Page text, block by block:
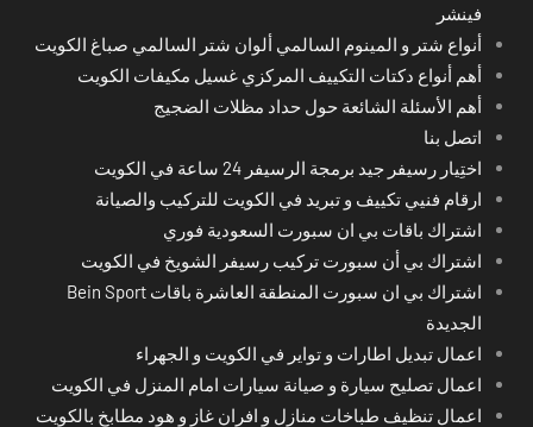
فينشر
أنواع شتر و المينوم السالمي ألوان شتر السالمي صباغ الكويت
أهم أنواع دكتات التكييف المركزي غسيل مكيفات الكويت
أهم الأسئلة الشائعة حول حداد مظلات الضجيج
اتصل بنا
اختِيار رسيفر جيد برمجة الرسيفر 24 ساعة في الكويت
ارقام فنيي تكييف و تبريد في الكويت للتركيب والصيانة
اشتراك باقات بي ان سبورت السعودية فوري
اشتراك بي أن سبورت تركيب رسيفر الشويخ في الكويت
اشتراك بي ان سبورت المنطقة العاشرة باقات Bein Sport
الجديدة
اعمال تبديل اطارات و تواير في الكويت و الجهراء
اعمال تصليح سيارة و صيانة سيارات امام المنزل في الكويت
اعمال تنظيف طباخات منازل و افران غاز و هود مطابخ بالكويت